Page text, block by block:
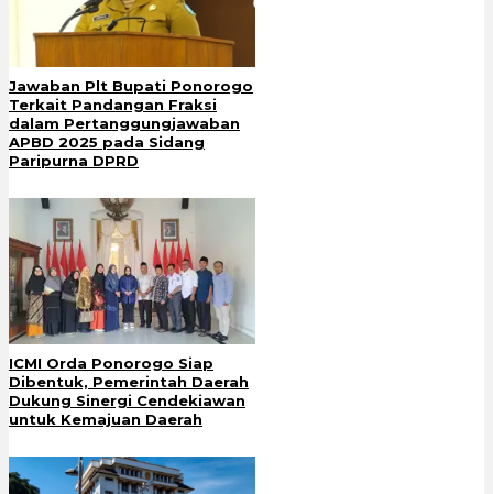
Jawaban Plt Bupati Ponorogo
Terkait Pandangan Fraksi
dalam Pertanggungjawaban
APBD 2025 pada Sidang
Paripurna DPRD
ICMI Orda Ponorogo Siap
Dibentuk, Pemerintah Daerah
Dukung Sinergi Cendekiawan
untuk Kemajuan Daerah